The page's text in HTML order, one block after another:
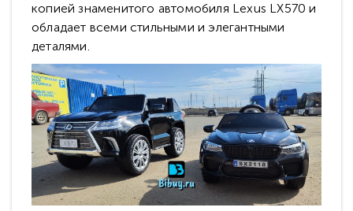
копией знаменитого автомобиля Lexus LX570 и
обладает всеми стильными и элегантными
деталями.